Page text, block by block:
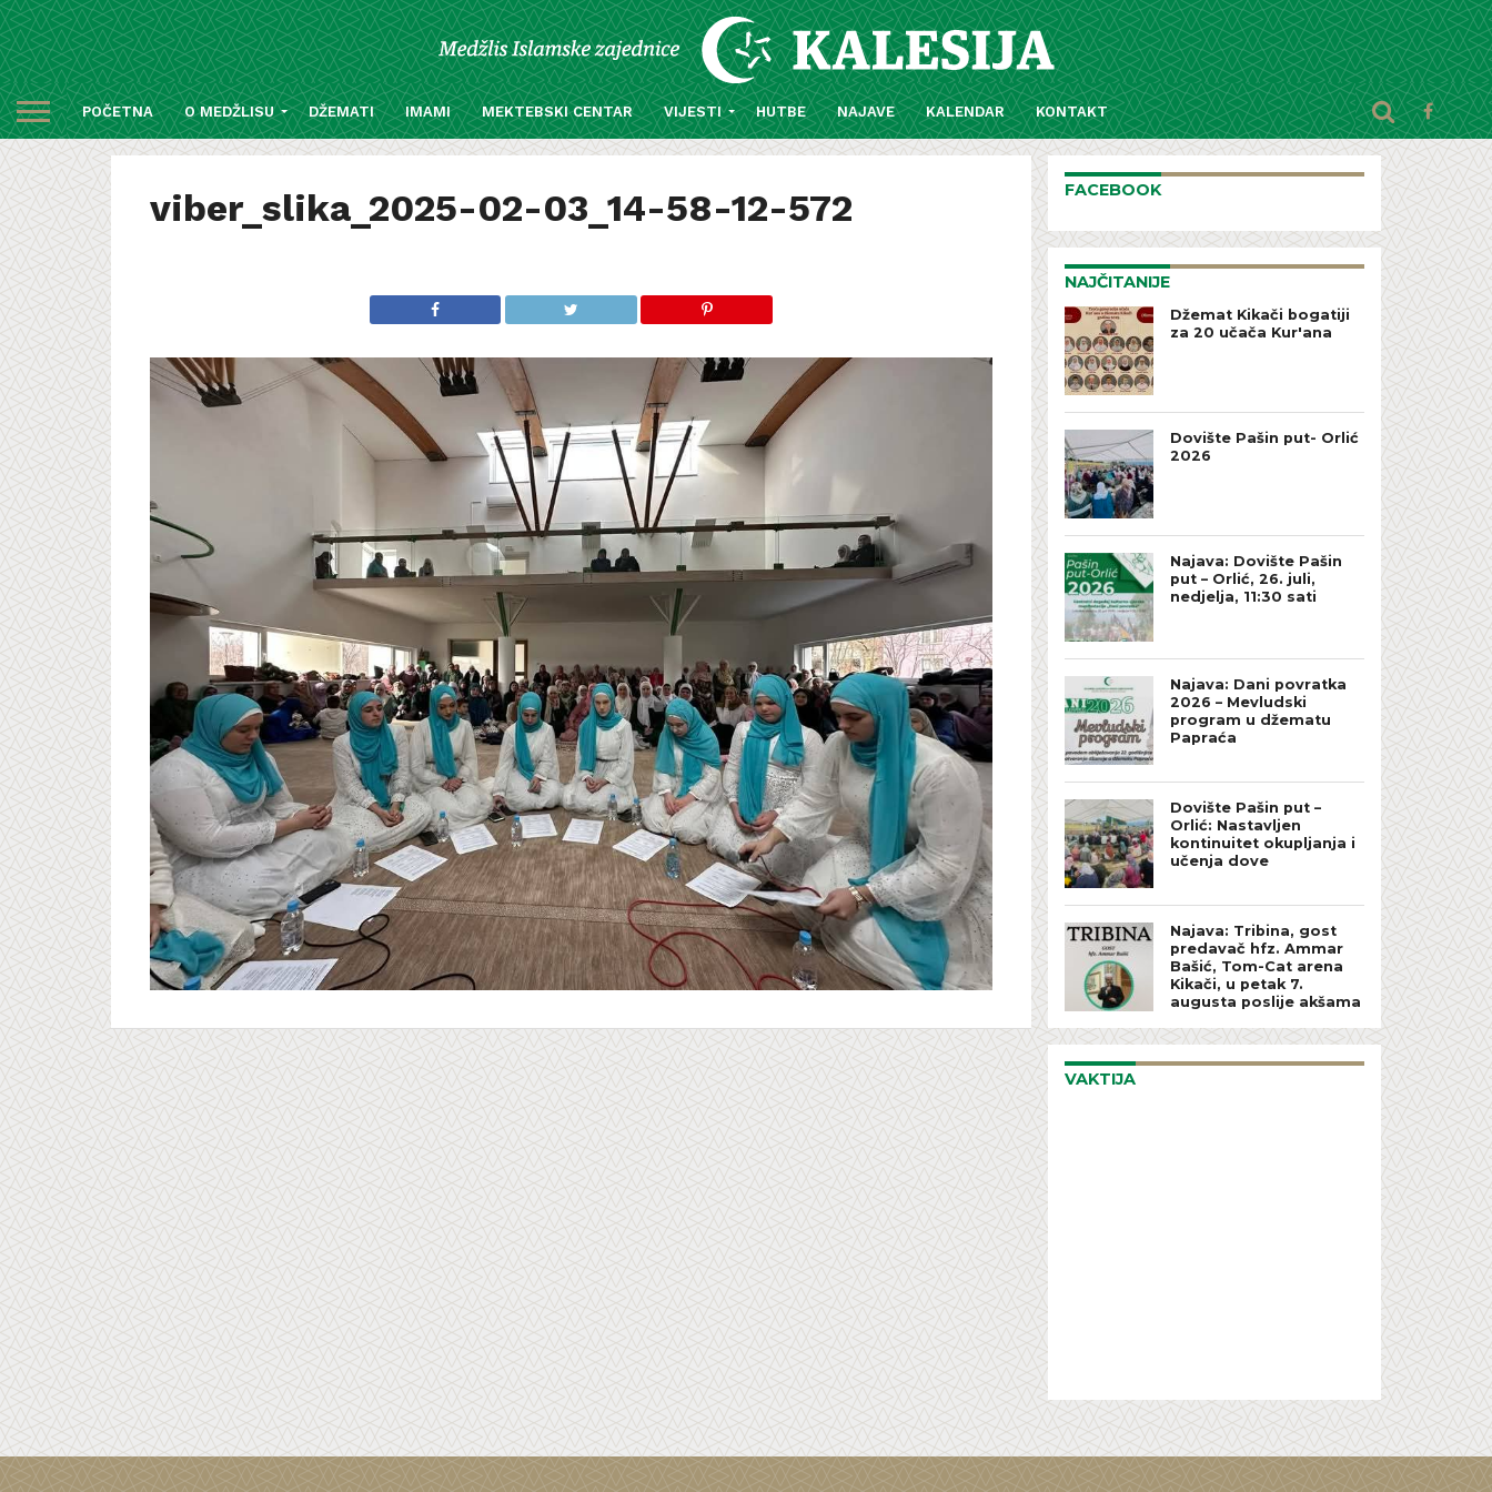
POČETNA O MEDŽLISU DŽEMATI IMAMI MEKTEBSKI CENTAR VIJESTI HUTBE NAJAVE KALENDAR KONTAKT
viber_slika_2025-02-03_14-58-12-572 FACEBOOK
NAJČITANIJE
Džemat Kikači bogatiji
za 20 učača Kur'ana
Dovište Pašin put- Orlić
2026
Najava: Dovište Pašin
put – Orlić, 26. juli,
nedjelja, 11:30 sati
Najava: Dani povratka
2026 – Mevludski
program u džematu
Papraća
Dovište Pašin put –
Orlić: Nastavljen
kontinuitet okupljanja i
učenja dove
Najava: Tribina, gost
predavač hfz. Ammar
Bašić, Tom-Cat arena
Kikači, u petak 7.
augusta poslije akšama
VAKTIJA